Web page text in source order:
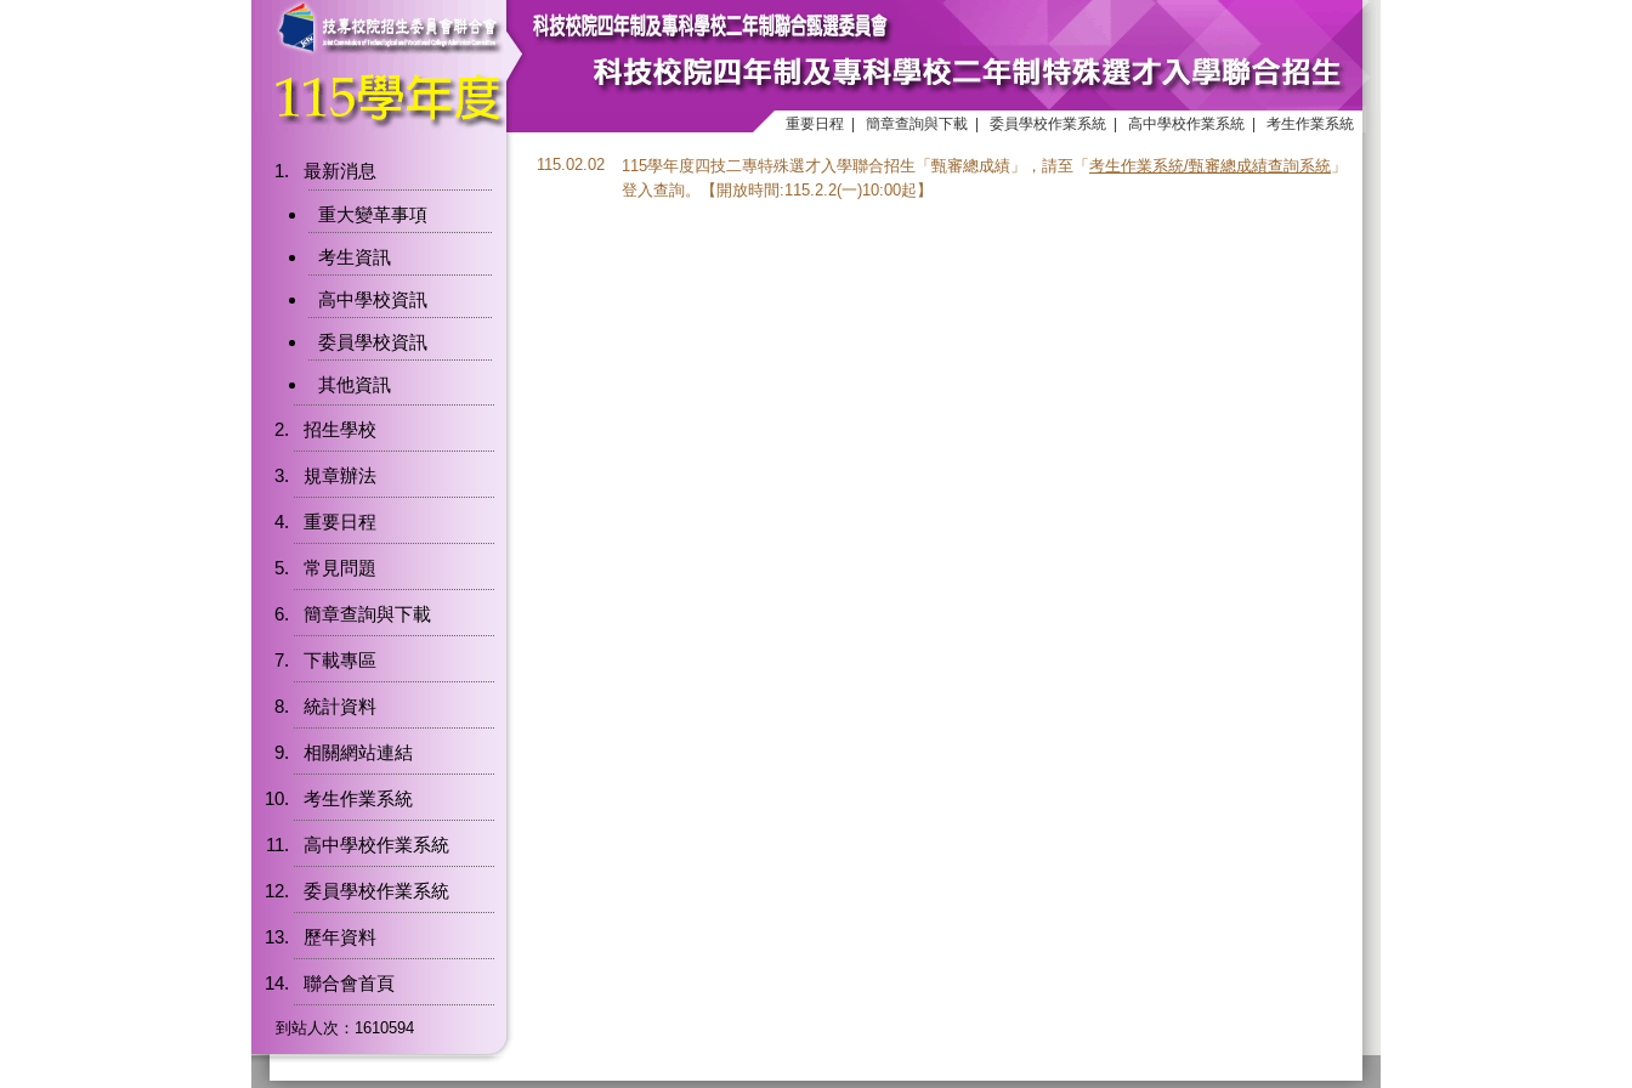
重要日程 簡章查詢與下載 委員學校作業系統 高中學校作業系統 考生作業系統
最新消息
重大變革事項
考生資訊
高中學校資訊
委員學校資訊
其他資訊
招生學校
規章辦法
重要日程
常見問題
簡章查詢與下載
下載專區
統計資料
相關網站連結
考生作業系統
高中學校作業系統
委員學校作業系統
歷年資料
聯合會首頁
到站人次：1610594
115.02.02 115學年度四技二專特殊選才入學聯合招生「甄審總成績」，請至「 考生作業系統/甄審總成績查詢系統 」
登入查詢。【開放時間:115.2.2(一)10:00起】